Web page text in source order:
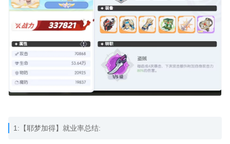
1:【耶梦加得】就业率总结: